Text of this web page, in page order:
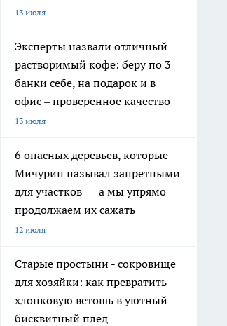
13 июля
Эксперты назвали отличный
растворимый кофе: беру по 3
банки себе, на подарок и в
офис – проверенное качество
13 июля
6 опасных деревьев, которые
Мичурин называл запретными
для участков — а мы упрямо
продолжаем их сажать
12 июля
Старые простыни - сокровище
для хозяйки: как превратить
хлопковую ветошь в уютный
бисквитный плед